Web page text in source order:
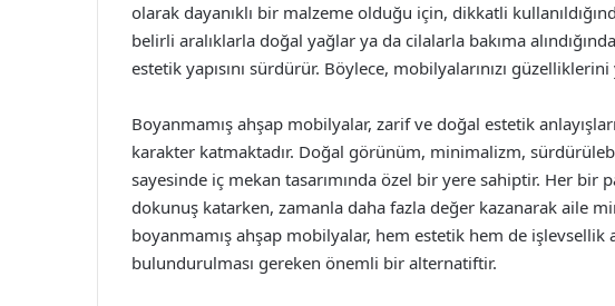
olarak dayanıklı bir malzeme olduğu için, dikkatli
belirli aralıklarla doğal yağlar ya da cilalarla bakıma
estetik yapısını sürdürür. Böylece, mobilyalarınızı
Boyanmamış ahşap mobilyalar, zarif ve doğal estetik
karakter katmaktadır. Doğal görünüm, minimalizm,
sayesinde iç mekan tasarımında özel bir yere sahiptir. Her bir
dokunuş katarken, zamanla daha fazla değer kazanarak aile
boyanmamış ahşap mobilyalar, hem estetik hem de işlevsellik
bulundurulması gereken önemli bir alternatiftir.